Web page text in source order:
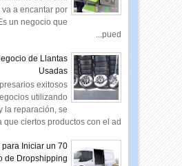
a encantar por
un negocio que
pued...
de Llantas
Usadas
exitosos
utilizando
la reparación, se
ciertos productos con el ad...
para Iniciar un
de Dropshipping